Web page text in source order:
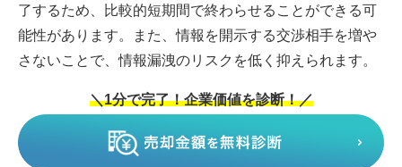
了するため、比較的短期間で終わらせることができる可
能性があります。また、情報を開示する交渉相手を増や
さないことで、情報漏洩のリスクを低く抑えられます。
＼1分で完了！企業価値を診断！／